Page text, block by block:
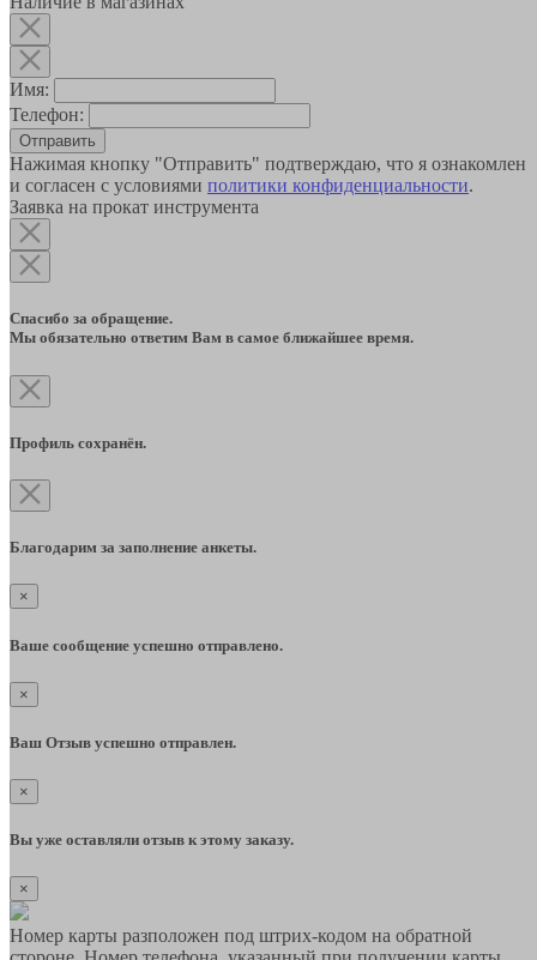
Имя:
Телефон:
Отправить
Нажимая кнопку "Отправить" подтверждаю, что я ознакомлен
и согласен с условиями политики конфиденциальности.
Заявка на прокат инструмента
Спасибо за обращение.
Мы обязательно ответим Вам в самое ближайшее время.
Профиль сохранён.
Благодарим за заполнение анкеты.
×
Ваше сообщение успешно отправлено.
×
Ваш Отзыв успешно отправлен.
×
Вы уже оставляли отзыв к этому заказу.
×
Номер карты разположен под штрих-кодом на обратной